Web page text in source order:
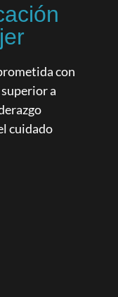
con
a
cuidado